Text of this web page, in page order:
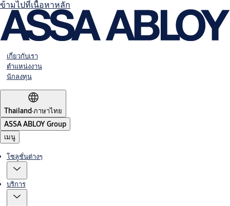
ข้ามไปที่เนื้อหาหลัก
เกี่ยวกับเรา
ตำแหน่งงาน
นักลงทุน
Thailand·ภาษาไทย
ASSA ABLOY Group
เมนู
โซลูชั่นต่างๆ
บริการ